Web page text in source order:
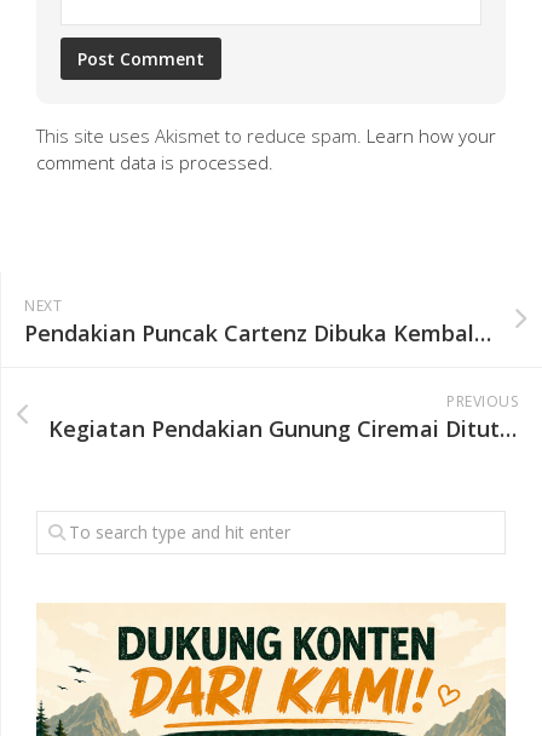
This site uses Akismet to reduce spam. Learn how your
comment data is processed.
NEXT
Pendakian Puncak Cartenz Dibuka Kembali, Libatkan Operator Lokal
PREVIOUS
Kegiatan Pendakian Gunung Ciremai Ditutup Sementara selama Ramadan